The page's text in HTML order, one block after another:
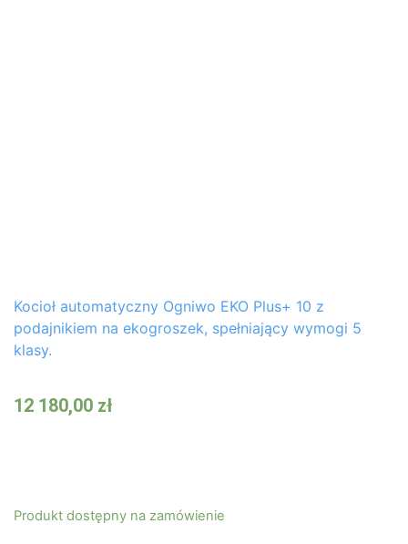
Kocioł automatyczny Ogniwo EKO Plus+ 10 z
podajnikiem na ekogroszek, spełniający wymogi 5
klasy.
12 180,00 zł
Produkt dostępny na zamówienie